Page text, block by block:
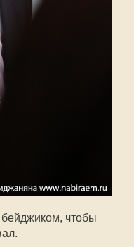
бейджиком, чтобы